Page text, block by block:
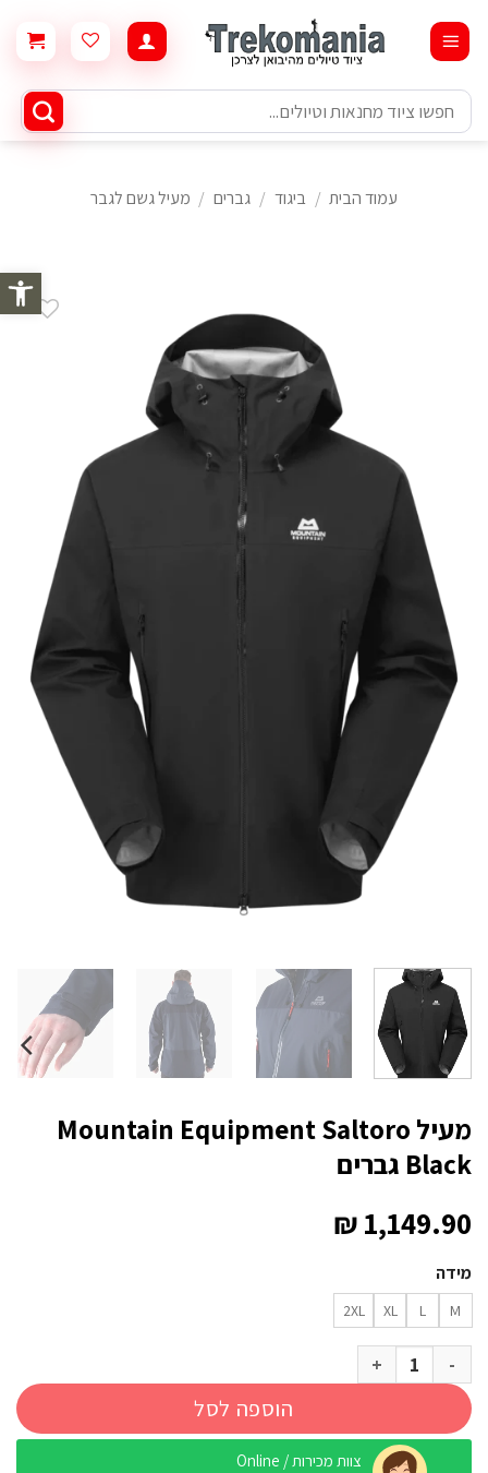
פתח
content
חיפוש
עבור:
עמוד הבית / ביגוד / גברים / מעיל גשם לגבר
מעיל Mountain Equipment Saltoro
Black גברים
₪1,149.90
מידה
M
L
XL
2XL
כמות של מעיל Mountain Equipment Saltoro Black גברים
הוספה לסל
צוות מכירות / Online